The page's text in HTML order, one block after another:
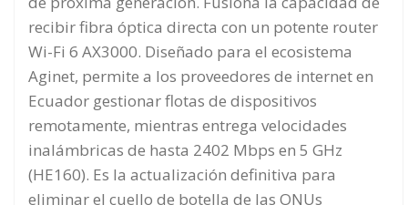
recibir fibra óptica directa con un potente router
Wi-Fi 6 AX3000. Diseñado para el ecosistema
Aginet, permite a los proveedores de internet en
Ecuador gestionar flotas de dispositivos
remotamente, mientras entrega velocidades
inalámbricas de hasta 2402 Mbps en 5 GHz
(HE160). Es la actualización definitiva para
eliminar el cuello de botella de las ONUs